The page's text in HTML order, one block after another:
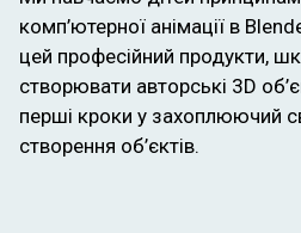
комп’ютерної анімації в
цей професійний продукти,
створювати авторські 3D
перші кроки у захоплюючий
створення об’єктів.